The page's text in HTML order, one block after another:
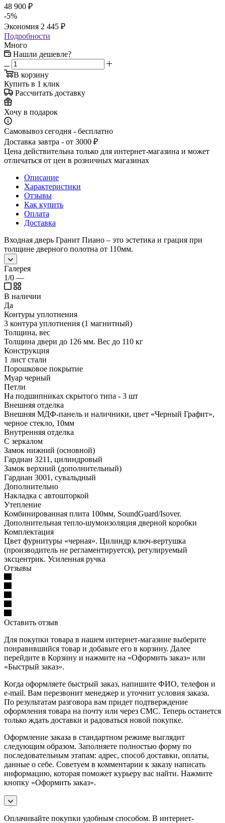
48 900 ₽
-5%
Экономия 2 445 ₽
Подробности
Много
Нашли дешевле?
В корзину
Купить в 1 клик
Рассчитать доставку
Хочу в подарок
Самовывоз сегодня - бесплатно
Доставка завтра - от 3000 ₽
Цена действительна только для интернет-магазина и может
отличаться от цен в розничных магазинах
Описание
Характеристики
Отзывы
Как купить
Оплата
Доставка
Входная дверь Гранит Пиано – это эстетика и грация при
толщине дверного полотна от 110мм.
Галерея
1/0 —
В наличии
Да
Контуры уплотнения
3 контура уплотнения (1 магнитный)
Толщина, вес
Толщина двери до 126 мм. Вес до 110 кг
Конструкция
1 лист стали
Порошковое покрытие
Муар черный
Петли
На подшипниках скрытого типа - 3 шт
Внешняя отделка
Внешняя МДФ-панель и наличники, цвет «Черный Графит»,
черное стекло, 10мм
Внутренняя отделка
С зеркалом
Замок нижний (основной)
Гардиан 3211, цилиндровый
Замок верхний (дополнительный)
Гардиан 3001, сувальдный
Дополнительно
Накладка с автошторкой
Утепление
Комбинированная плита 100мм, SoundGuard/Isover.
Дополнительная тепло-шумоизоляция дверной коробки
Комплектация
Цвет фурнитуры «черная». Цилиндр ключ-вертушка
(производитель не регламентируется), регулируемый
эксцентрик. Усиленная ручка
Отзывы
Оставить отзыв
Для покупки товара в нашем интернет-магазине выберите
понравившийся товар и добавьте его в корзину. Далее
перейдите в Корзину и нажмите на «Оформить заказ» или
«Быстрый заказ».
Когда оформляете быстрый заказ, напишите ФИО, телефон и
e-mail. Вам перезвонит менеджер и уточнит условия заказа.
По результатам разговора вам придет подтверждение
оформления товара на почту или через СМС. Теперь останется
только ждать доставки и радоваться новой покупке.
Оформление заказа в стандартном режиме выглядит
следующим образом. Заполняете полностью форму по
последовательным этапам: адрес, способ доставки, оплаты,
данные о себе. Советуем в комментарии к заказу написать
информацию, которая поможет курьеру вас найти. Нажмите
кнопку «Оформить заказ».
Оплачивайте покупки удобным способом. В интернет-